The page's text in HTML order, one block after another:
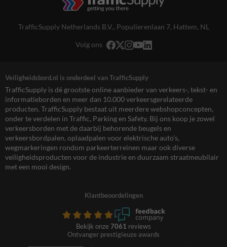
TrafficSupply Netherlands B.V., Populierenlaan 7, Hattem, NL
Volg ons
Veiligheidsbord.nl is onderdeel van TrafficSupply
TrafficSupply is dé grootste online aanbieder van verkeers-, tekst- en
informatieborden en meer dan 10.000 verkeersgerelateerde
producten. TrafficSupply bestaat uit meerdere webshopconcepten,
onder te verdelen in Traffic, Parking en Safety. Bij ons koop je zowel
verkeersborden met de daarbij behorende beugels en
verkeersbordpalen, oplaadpalen voor elektrische auto’s,
wegmarkeringen rondom parkeerterreinen maar ook diverse
veiligheidsproducten voor de industrie en duurzaam straatmeubilair
met een mooi design.
Klantbeoordelingen
Bekijk onze 7061 reviews
Ontvanger prestigieuze awards